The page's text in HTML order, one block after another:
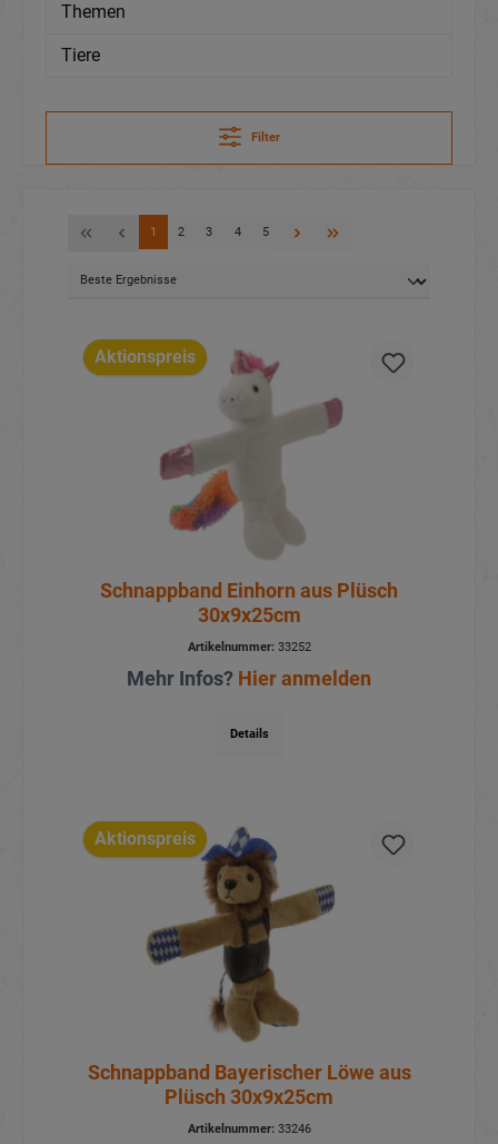
Themen
Tiere
Filter
1 2 3 4 5
Aktionspreis
Schnappband Einhorn aus Plüsch
30x9x25cm
Artikelnummer:33252
Mehr Infos? Hier anmelden
Details
Aktionspreis
Schnappband Bayerischer Löwe aus
Plüsch 30x9x25cm
Artikelnummer:33246